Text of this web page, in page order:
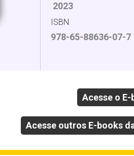
2023
ISBN
978-65-88636-07-7
Acesse o
Acesse outros E-books